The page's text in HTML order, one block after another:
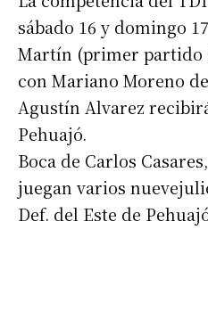
Suscribirme gratis
Dirección de correo
sábado 16 y domingo
Martín (primer partido
con Mariano Moreno
Agustín Alvarez
Pehuajó.
Boca de Carlos
juegan varios
Def. del Este de